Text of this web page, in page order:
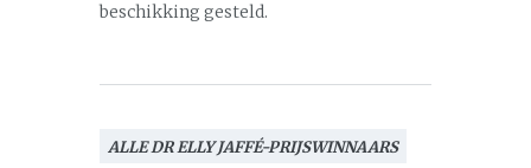
beschikking gesteld.
ALLE DR ELLY JAFFÉ-PRIJSWINNAARS